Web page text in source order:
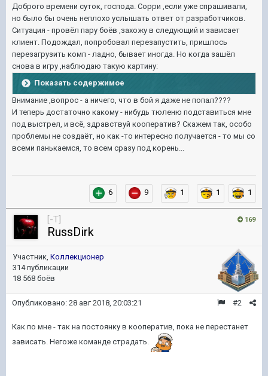
Доброго времени суток, господа. Сорри ,если уже спрашивали,
но было бы очень неплохо услышать ответ от разработчиков.
Ситуация - провёл пару боёв ,захожу в следующий и зависает
клиент. Подождал, попробовал перезапустить, пришлось
перезагрузить комп - ладно, бывает иногда. Но когда зашёл
снова в игру ,наблюдаю такую картину:
Показать содержимое
Внимание ,вопрос - а ничего, что в бой я даже не попал????
И теперь достаточно какому - нибудь тюленю подставиться мне
под выстрел, и всё, здравствуй кооператив? Скажем так, особо
проблемы не создаёт, но как -то интересно получается - то мы со
всеми панькаемся, то всем сразу под корень...
6 9 1 1 1
169
[-T]
RussDirk
Участник, Коллекционер
314 публикации
18 568 боёв
#2
Опубликовано: 28 авг 2018, 20:03:21
Как по мне - так на постоянку в кооператив, пока не перестанет
зависать. Негоже команде страдать.